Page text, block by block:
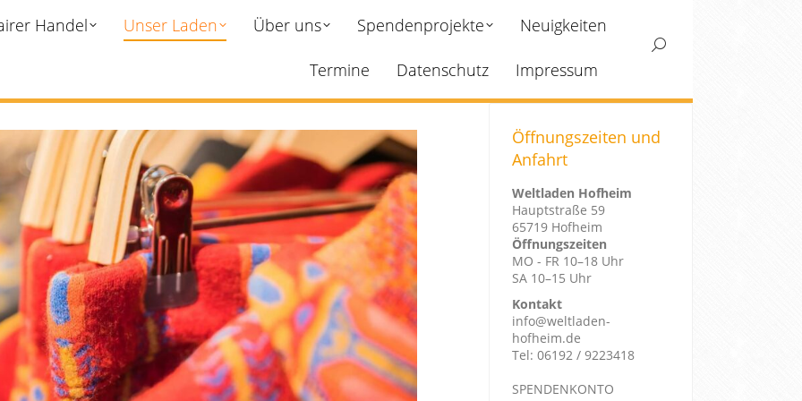
Handel Unser Laden Über uns Spendenprojekte Neuigkeiten
Termine Datenschutz Impressum
Search:
Öffnungszeiten und
Anfahrt
Weltladen Hofheim
Hauptstraße 59
65719 Hofheim
Öffnungszeiten
MO - FR 10–18 Uhr
SA 10–15 Uhr
Kontakt
info@weltladen-
hofheim.de
Tel: 06192 / 9223418
SPENDENKONTO